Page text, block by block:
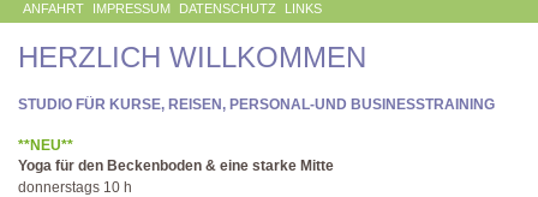
ANFAHRT IMPRESSUM DATENSCHUTZ LINKS
HERZLICH WILLKOMMEN
STUDIO FÜR KURSE, REISEN, PERSONAL-UND BUSINESSTRAINING
**NEU**
Yoga für den Beckenboden & eine starke Mitte
donnerstags 10 h